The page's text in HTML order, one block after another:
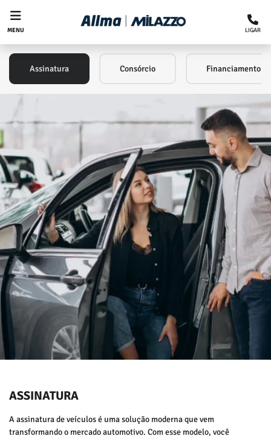
MENU LIGAR
Consórcio Financiamento
Assinatura
ASSINATURA
A assinatura de veículos é uma solução moderna que vem
transformando o mercado automotivo. Com esse modelo, você